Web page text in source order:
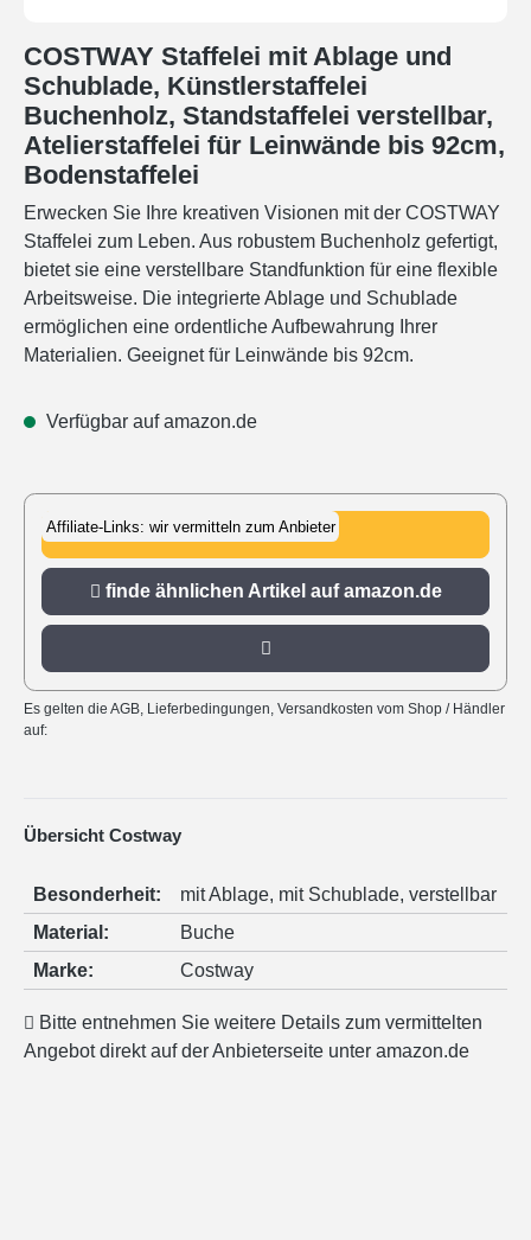
COSTWAY Staffelei mit Ablage und
Schublade, Künstlerstaffelei
Buchenholz, Standstaffelei verstellbar,
Atelierstaffelei für Leinwände bis 92cm,
Bodenstaffelei
Erwecken Sie Ihre kreativen Visionen mit der COSTWAY
Staffelei zum Leben. Aus robustem Buchenholz gefertigt,
bietet sie eine verstellbare Standfunktion für eine flexible
Arbeitsweise. Die integrierte Ablage und Schublade
ermöglichen eine ordentliche Aufbewahrung Ihrer
Materialien. Geeignet für Leinwände bis 92cm.
Verfügbar auf amazon.de
Affiliate-Links: wir vermitteln zum Anbieter
zu amazon.de
finde ähnlichen Artikel auf amazon.de
Es gelten die AGB, Lieferbedingungen, Versandkosten vom Shop / Händler
auf:
Übersicht Costway
Besonderheit: mit Ablage, mit Schublade, verstellbar
Material:
Buche
Marke:
Costway
Bitte entnehmen Sie weitere Details zum vermittelten
Angebot direkt auf der Anbieterseite unter amazon.de